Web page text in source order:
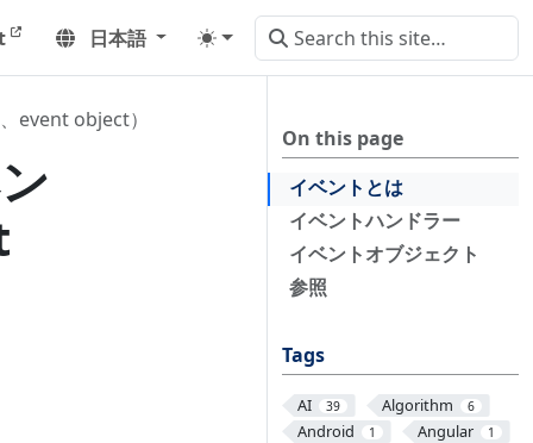
日本語
On this page
イベントとは
イベントハンドラー
イベントオブジェクト
参照
Tags
AI 39 Algorithm 6
Android 1 Angular 1
event object）